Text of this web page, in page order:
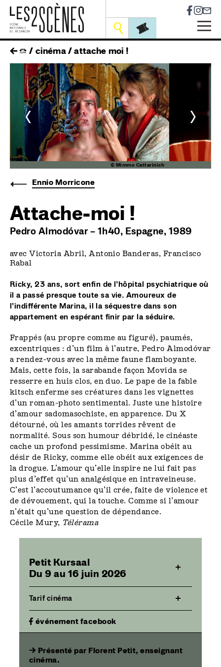
Skip
main
navigation
Outils
fil
d'ariane
cinéma attache moi !
<
© Mimmo Cattarinich
>
Ennio Morricone
Attache-moi !
Pedro Almodóvar – 1h40, Espagne, 1989
avec Victoria Abril, Antonio Banderas, Francisco
Rabal
Ricky, 23 ans, sort enfin de l’hôpital psychiatrique où
il a passé presque toute sa vie. Amoureux de
l’indifférente Marina, il la séquestre dans son
appartement en espérant finir par la séduire.
Frappés (au propre comme au figuré), paumés,
excentriques : d’un film à l’autre, Pedro Almodóvar
a rendez-vous avec la même faune flamboyante.
Mais, cette fois, la sarabande façon Movida se
resserre en huis clos, en duo. Le pape de la fable
kitsch enferme ses créatures dans les vignettes
d’un roman-photo sentimental. Juste une histoire
d’amour sadomasochiste, en apparence. Du X
détourné, où les amants torrides rêvent de
normalité. Sous son humour débridé, le cinéaste
cache un profond pessimisme. Marina obéit au
désir de Ricky, comme elle obéit aux exigences de
la drogue. L’amour qu’elle inspire ne lui fait pas
plus d’effet qu’un analgésique en intraveineuse.
C’est l’accoutumance qu’il crée, faite de violence et
de dévouement, qui la touche. Comme si l’amour
n’était qu’une question de dépendance.
Cécile Mury, Télérama
Petit Kursaal
Du 9 au 16 juin 2026
Tarif cinéma
événement facebook
→ Présenté par Florent Petit, enseignant
cinéma.